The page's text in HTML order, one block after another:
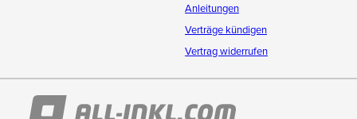
Anleitungen
Verträge kündigen
Vertrag widerrufen